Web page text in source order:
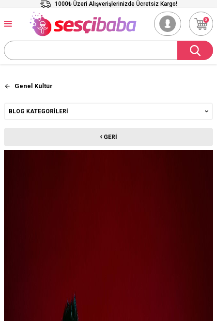
1000₺ Üzeri Alışverişlerinizde Ücretsiz Kargo!
0
Genel Kültür
BLOG KATEGORILERI
GERI